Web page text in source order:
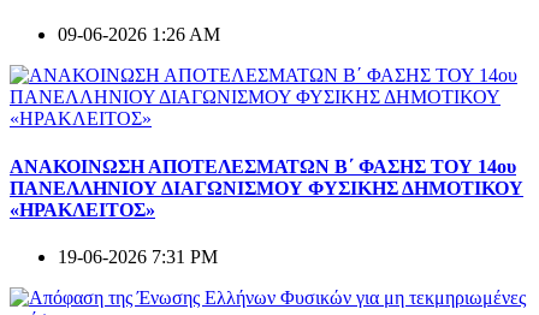
09-06-2026 1:26 AM
ΑΝΑΚΟΙΝΩΣΗ ΑΠΟΤΕΛΕΣΜΑΤΩΝ Β΄ ΦΑΣΗΣ ΤΟΥ 14ου
ΠΑΝΕΛΛΗΝΙΟΥ ΔΙΑΓΩΝΙΣΜΟΥ ΦΥΣΙΚΗΣ ΔΗΜΟΤΙΚΟΥ
«ΗΡΑΚΛΕΙΤΟΣ»
19-06-2026 7:31 PM